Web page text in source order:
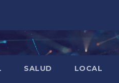
SALUD LOCAL